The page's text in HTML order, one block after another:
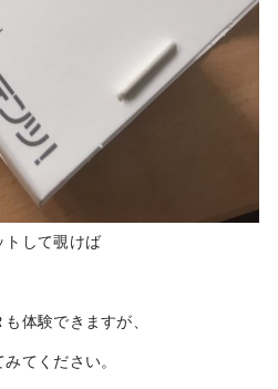
トして覗けば
体験できますが、
てください。